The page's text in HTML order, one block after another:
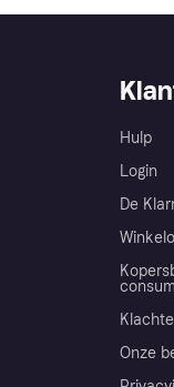
Hulp
Login
De
Onze